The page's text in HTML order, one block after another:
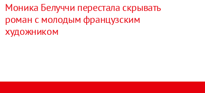
Моника Белуччи перестала скрывать
роман с молодым французским
художником